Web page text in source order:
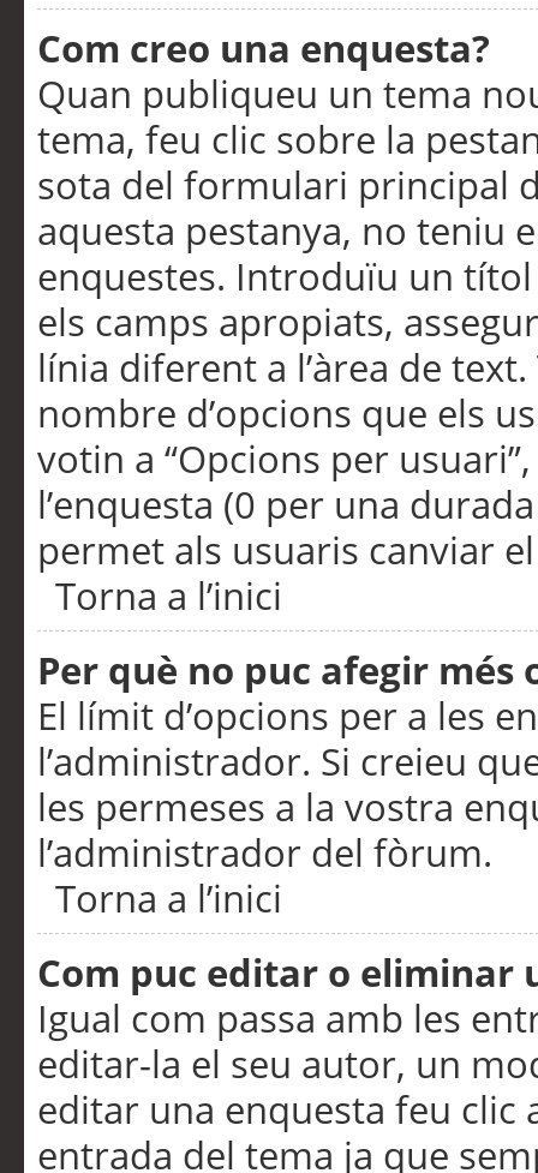
Com creo una enquesta?
Quan publiqueu un tema
tema, feu clic sobre la
sota del formulari principal
aquesta pestanya, no teniu
enquestes. Introduïu un
els camps apropiats,
línia diferent a l’àrea de
nombre d’opcions que els
votin a “Opcions per
l’enquesta (0 per una
permet als usuaris canviar
Torna a l’inici
Per què no puc afegir més
El límit d’opcions per a les
l’administrador. Si creieu
les permeses a la vostra
l’administrador del fòrum.
Torna a l’inici
Com puc editar o eliminar
Igual com passa amb les
editar-la el seu autor, un
editar una enquesta feu clic
entrada del tema ja que